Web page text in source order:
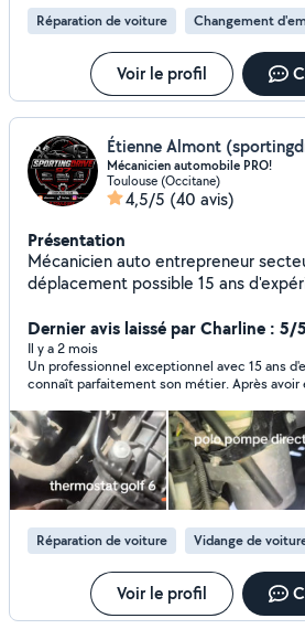
Réparation de voiture Changement
Voir le profil
Étienne Almont
Mécanicien automobile PRO!
Toulouse (Occitane)
4,5/5 (40 avis)
Présentation
Mécanicien auto entrepreneur
déplacement possible 15 ans
de tout véhicule, moto , et poids
d'entreprise..... Prix ferme . Lavage
détachage siège auto,
Dernier avis laissé par Charline : 5/5
Il y a 2 mois
Un professionnel exceptionnel avec 15 ans
connaît parfaitement son métier. Après avoir
courroie d'accessoires (et voulait me faire
pour rien), ce super mécano à domicile a
en deux minutes. ​Honnête, très compétent et équipé, il a
remis la courroie correctement directement
moi. Résultat : tout refonctionne à merveille
le prix d'un alternateur neuf ! Vous pouvez lui
véhicule les yeux fermés, c'est un vrai pro de
recommande à 100 %.
Réparation de voiture Vidange de
Voir le profil